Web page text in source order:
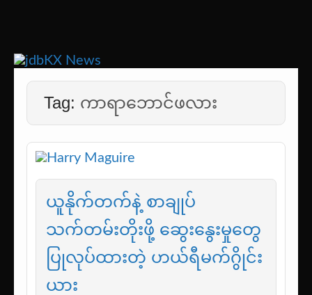
ဝတ္ထုတို
Tag: ကာရာဘောင်ဖလား
ယူနိုက်တက်နဲ့ စာချုပ်
သက်တမ်းတိုးဖို့ ဆွေးနွေးမှုတွေ
ပြုလုပ်ထားတဲ့ ဟယ်ရီမက်ဂွိုင်း
ယား